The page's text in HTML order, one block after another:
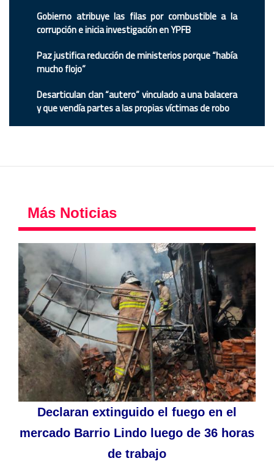
Gobierno atribuye las filas por combustible a la
corrupción e inicia investigación en YPFB
Paz justifica reducción de ministerios porque “había
mucho flojo”
Desarticulan clan “autero” vinculado a una balacera
y que vendía partes a las propias víctimas de robo
Más Noticias
Declaran extinguido el fuego en el
mercado Barrio Lindo luego de 36 horas
de trabajo